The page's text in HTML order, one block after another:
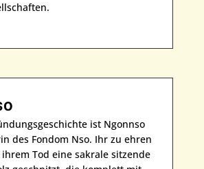
ist Ngonnso
des Fondom Nso. Ihr zu ehren
Tod eine sakrale sitzende